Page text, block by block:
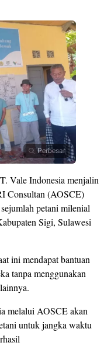
Perbesar
Vale Indonesia menjalin
Consultan (AOSCE)
petani milenial
Sigi, Sulawesi
ini mendapat bantuan
tanpa menggunakan
melalui AOSCE akan
untuk jangka waktu